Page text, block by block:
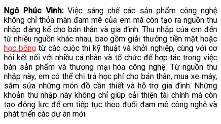
Ngô Phúc Vinh:Việc sáng chế các sản phẩm công nghệ
không chỉ thỏa mãn đam mê của em mà còn tạo ra nguồn thu
nhập đáng kể cho bản thân và gia đình. Thu nhập của em đến
từ nhiều nguồn khác nhau, bao gồm giải thưởng tiền mặt hoặc
học bổng từ các cuộc thi kỹ thuật và khởi nghiệp, cùng với cơ
hội kết nối với nhiều cá nhân và tổ chức để hợp tác trong việc
bán sản phẩm và thương mại hóa công nghệ. Từ nguồn thu
nhập này, em có thể chi trả học phí cho bản thân, mua xe máy,
sắm sửa những món đồ cần thiết và hỗ trợ gia đình. Những
khoản thu nhập này không chỉ giúp cải thiện tài chính mà còn
tạo động lực để em tiếp tục theo đuổi đam mê công nghệ và
phát triển các dự án mới.